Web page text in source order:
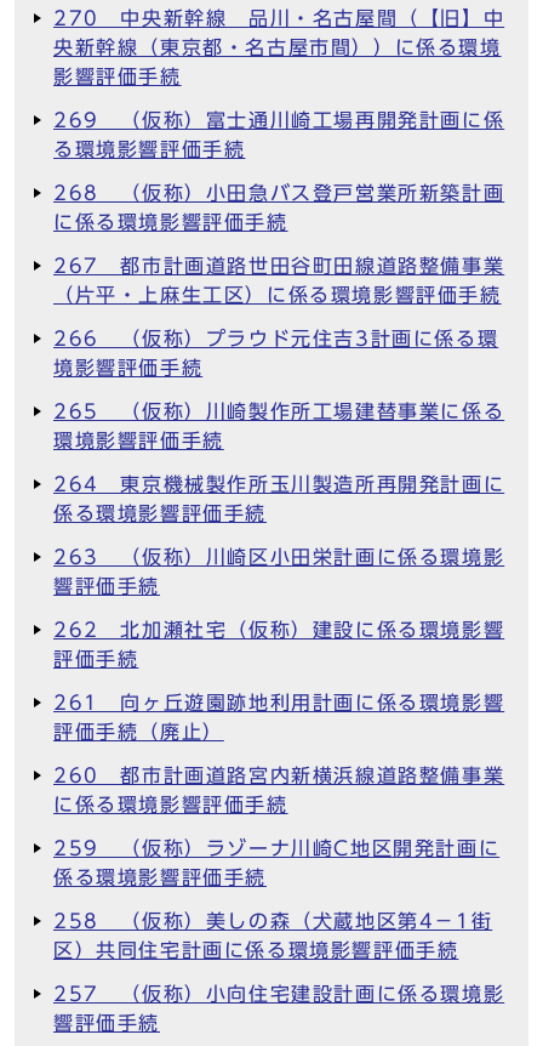
270 中央新幹線 品川・名古屋間（【旧】中
央新幹線（東京都・名古屋市間））に係る環境
影響評価手続
269 （仮称）富士通川崎工場再開発計画に係
る環境影響評価手続
268 （仮称）小田急バス登戸営業所新築計画
に係る環境影響評価手続
267 都市計画道路世田谷町田線道路整備事業
（片平・上麻生工区）に係る環境影響評価手続
266 （仮称）プラウド元住吉3計画に係る環
境影響評価手続
265 （仮称）川崎製作所工場建替事業に係る
環境影響評価手続
264 東京機械製作所玉川製造所再開発計画に
係る環境影響評価手続
263 （仮称）川崎区小田栄計画に係る環境影
響評価手続
262 北加瀬社宅（仮称）建設に係る環境影響
評価手続
261 向ヶ丘遊園跡地利用計画に係る環境影響
評価手続（廃止）
260 都市計画道路宮内新横浜線道路整備事業
に係る環境影響評価手続
259 （仮称）ラゾーナ川崎C地区開発計画に
係る環境影響評価手続
258 （仮称）美しの森（犬蔵地区第4－1街
区）共同住宅計画に係る環境影響評価手続
257 （仮称）小向住宅建設計画に係る環境影
響評価手続